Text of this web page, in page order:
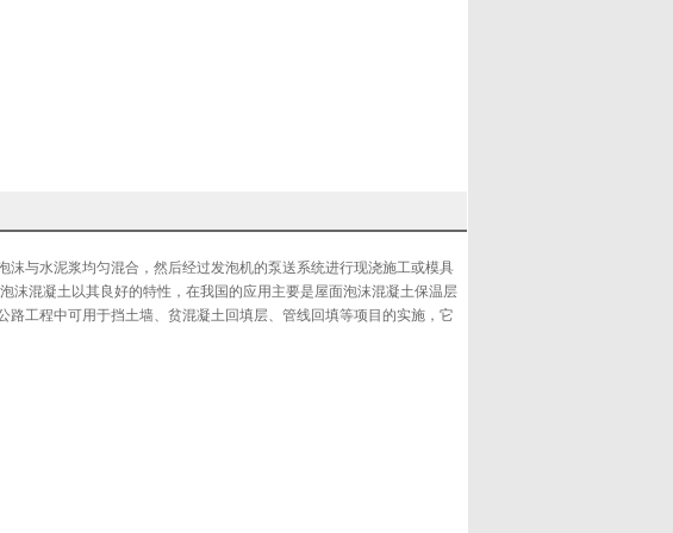
与水泥浆均匀混合，然后经过发泡机的泵送系统进行现浇施工或模具
沫混凝土以其良好的特性，在我国的应用主要是屋面泡沫混凝土保温层
工程中可用于挡土墙、贫混凝土回填层、管线回填等项目的实施，它